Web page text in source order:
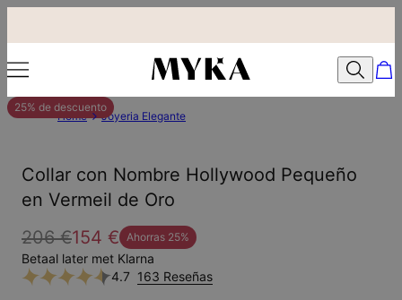
25% de descuento
Home Joyeria Elegante
Collar con Nombre Hollywood Pequeño
en Vermeil de Oro
206 €154 € Ahorras 25%
Betaal later met Klarna
4.7 163 Reseñas